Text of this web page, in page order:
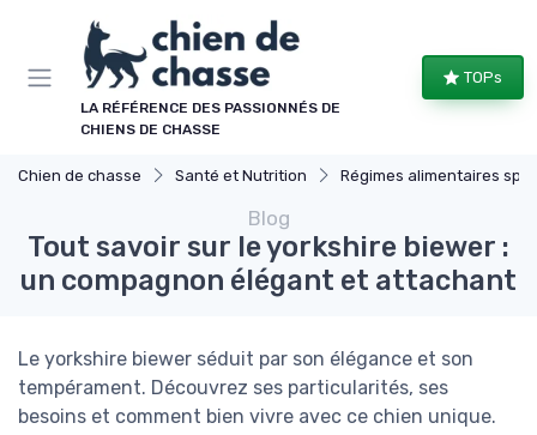
LA RÉFÉRENCE DES PASSIONNÉS DE
CHIENS DE CHASSE
TOPs
Chien de chasse Santé et Nutrition Régimes alimentaires spécifiques
Blog
Tout savoir sur le yorkshire biewer :
un compagnon élégant et attachant
Le yorkshire biewer séduit par son élégance et son
tempérament. Découvrez ses particularités, ses
besoins et comment bien vivre avec ce chien unique.
Panneau de gestion des cookies